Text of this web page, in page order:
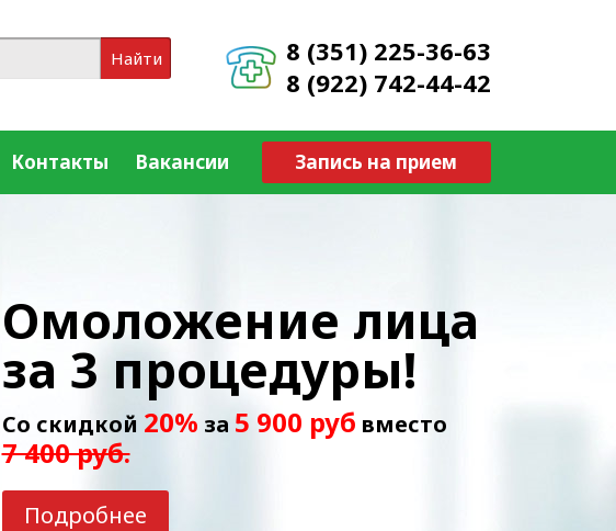
8 (351) 225-36-63
8 (922) 742-44-42
Найти
Запись на прием
Контакты Вакансии
Омоложение лица
за 3 процедуры!
Со скидкой 20% за 5 900 руб вместо
7 400 руб.
Подробнее